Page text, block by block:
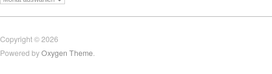
Copyright © 2026
Powered byOxygen Theme.